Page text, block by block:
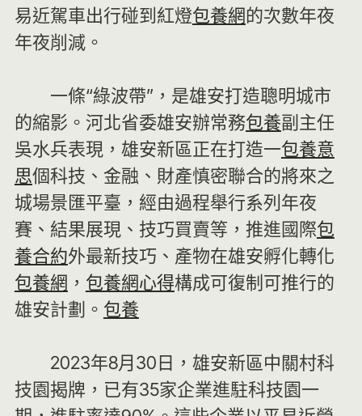
易近駕車出行碰到紅燈包養網的次數年夜
年夜削減。
一條“綠波帶”，是雄安打造聰明城市
的縮影。河北省委雄安辦常務包養副主任
吳水兵表現，雄安新區正在打造一包養意
思個科技、金融、財產慎密聯合的將來之
城場景匯平臺，經由過程舉行系列年夜
賽、結果展現、技巧買賣等，推進國際包
養合約外最新技巧、產物在雄安孵化轉化
包養網 ， 包養網心得構成可復制可推行的
雄安計劃。 包養
2023年8月30日，雄安新區中關村科
技園揭牌，已有35家企業進駐科技園一